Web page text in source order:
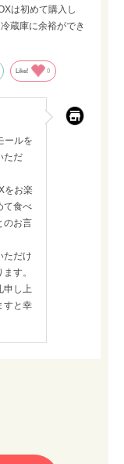
は初めて購入し
蔵庫に余裕ができ
Like! 0
ールを
ただ
をお楽
て食べ
のお言
ただけ
す。
申し上
すと幸